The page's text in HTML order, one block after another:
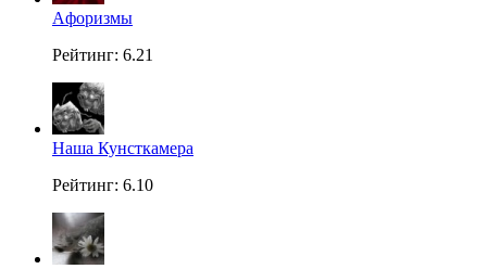
Aфоризмы
Рейтинг: 6.21
Наша Кунсткамера
Рейтинг: 6.10